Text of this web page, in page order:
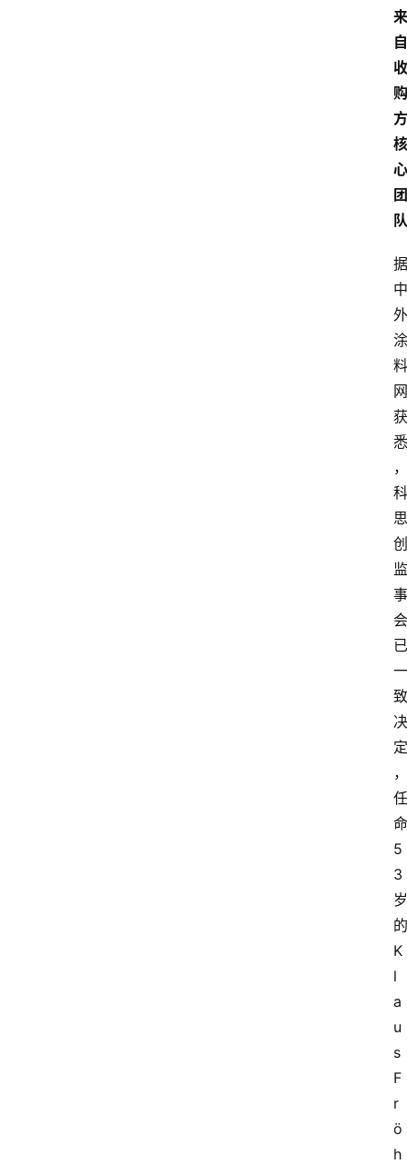
来
自
收
购
方
核
心
团
队
据
中
外
涂
料
网
获
悉
，
科
思
创
监
事
会
已
一
致
决
定
，
任
命
5
3
岁
的
K
l
a
u
s
F
r
ö
h